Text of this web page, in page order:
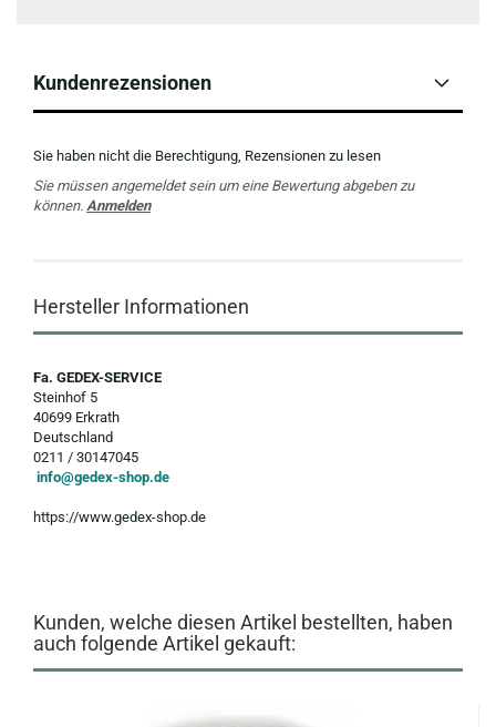
Kundenrezensionen
Sie haben nicht die Berechtigung, Rezensionen zu lesen
Sie müssen angemeldet sein um eine Bewertung abgeben zu
können. Anmelden
Hersteller Informationen
Fa. GEDEX-SERVICE
Steinhof 5
40699 Erkrath
Deutschland
0211 / 30147045
info@gedex-shop.de
https://www.gedex-shop.de
Kunden, welche diesen Artikel bestellten, haben
auch folgende Artikel gekauft: